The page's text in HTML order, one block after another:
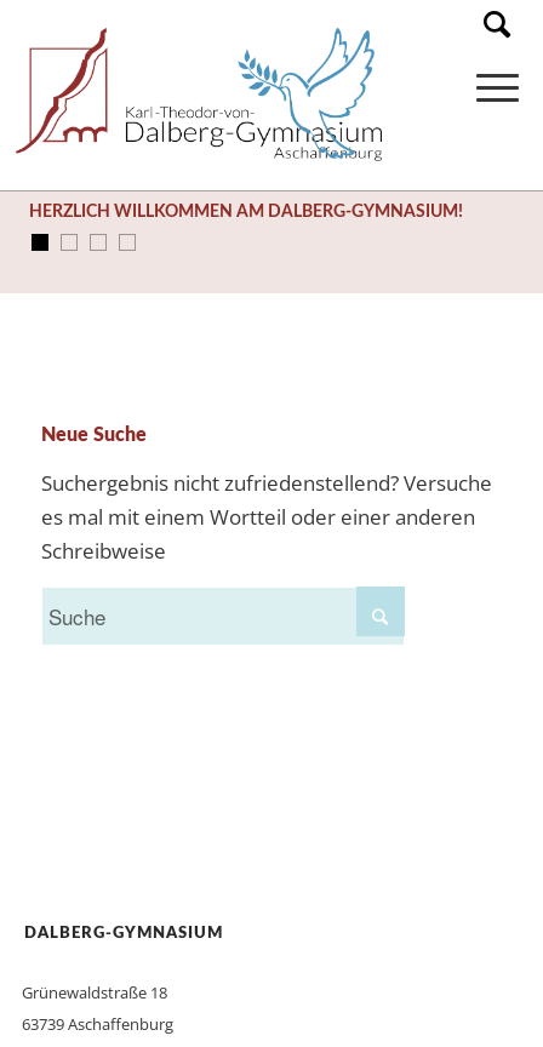
HERZLICH WILLKOMMEN AM DALBERG-GYMNASIUM!
Neue Suche
Suchergebnis nicht zufriedenstellend? Versuche
es mal mit einem Wortteil oder einer anderen
Schreibweise
DALBERG-GYMNASIUM
Grünewaldstraße 18
63739 Aschaffenburg